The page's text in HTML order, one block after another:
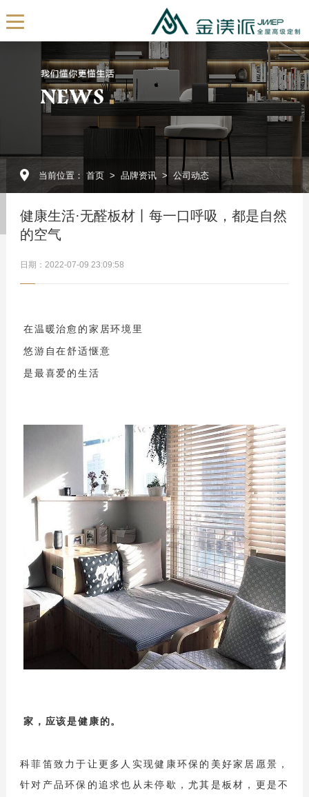
于我们
发展历程
我们的团队
展厅展示
企业视频
屋订制
综合系列
牌资讯
商加盟
加盟优势
条件与流程
智造4.0
门店形象
势服务
系我们
在线留言
当前位置： 首页 > 品牌资讯 > 公司动态
健康生活·无醛板材丨每一口呼吸，都是自然
的空气
日期：2022-07-09 23:09:58
在温暖治愈的家居环境里
悠游自在舒适惬意
是最喜爱的生活
家，应该是健康的。
科菲笛致力于让更多人实现健康环保的美好家居愿景，
针对产品环保的追求也从未停歇，尤其是板材，更是不